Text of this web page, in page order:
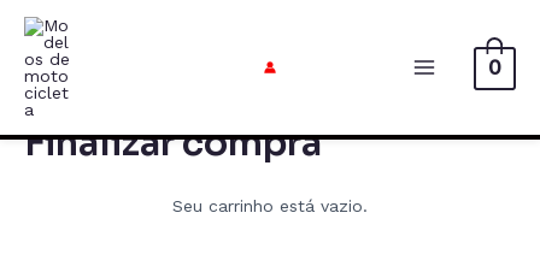
conteúdo
Menu
principal
0
Finalizar compra
Seu carrinho está vazio.